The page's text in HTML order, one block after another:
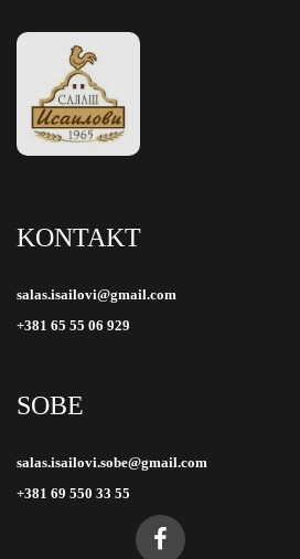
KONTAKT
salas.isailovi@gmail.com
+381 65 55 06 929
SOBE
salas.isailovi.sobe@gmail.com
+381 69 550 33 55